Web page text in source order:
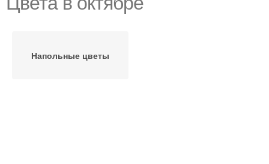
Напольные цветы